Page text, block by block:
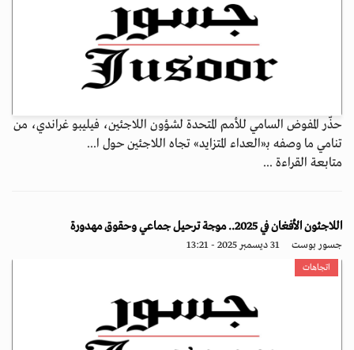
حذّر المفوض السامي للأمم المتحدة لشؤون اللاجئين، فيليبو غراندي، من
تنامي ما وصفه بـ«العداء المتزايد» تجاه اللاجئين حول ا...
متابعة القراءة ...
اللاجئون الأفغان في 2025.. موجة ترحيل جماعي وحقوق مهدورة
جسور بوست 31 ديسمبر 2025 - 13:21
اتجاهات